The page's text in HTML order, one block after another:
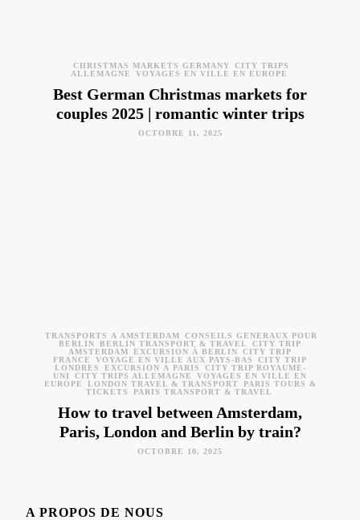
CHRISTMAS MARKETS GERMANY
CITY TRIPS
ALLEMAGNE
VOYAGES EN VILLE EN EUROPE
Best German Christmas markets for
couples 2025 | romantic winter trips
OCTOBRE 11, 2025
TRANSPORTS À AMSTERDAM
CONSEILS GÉNÉRAUX POUR
BERLIN
BERLIN TRANSPORT & TRAVEL
CITY TRIP
AMSTERDAM
EXCURSION À BERLIN
CITY TRIP
FRANCE
VOYAGE EN VILLE AUX PAYS-BAS
CITY TRIP
LONDRES
EXCURSION À PARIS
CITY TRIP ROYAUME-
UNI
CITY TRIPS ALLEMAGNE
VOYAGES EN VILLE EN
EUROPE
LONDON TRAVEL & TRANSPORT
PARIS TOURS &
TICKETS
PARIS TRANSPORT & TRAVEL
How to travel between Amsterdam,
Paris, London and Berlin by train?
OCTOBRE 10, 2025
A PROPOS DE NOUS